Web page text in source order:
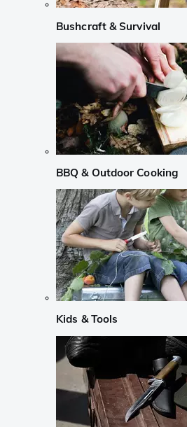
Bushcraft & Survival
BBQ & Outdoor Cooking
Kids & Tools